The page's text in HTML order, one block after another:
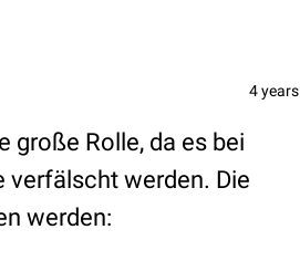
4 years
große Rolle, da es bei
verfälscht werden. Die
werden: